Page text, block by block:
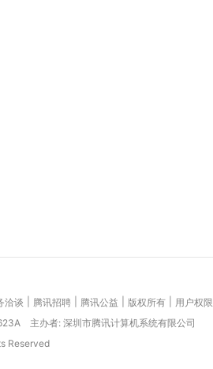
洽谈 腾讯招聘 腾讯公益 版权所有 用户权限
主办者: 深圳市腾讯计算机系统有限公司
Reserved